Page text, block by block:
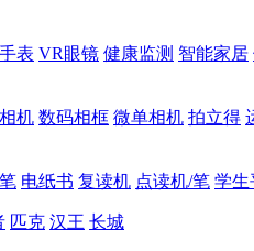
表 VR眼镜 健康监测 智能家居
机 数码相框 微单相机 拍立得
电纸书 复读机 点读机/笔 学生
匹克 汉王 长城